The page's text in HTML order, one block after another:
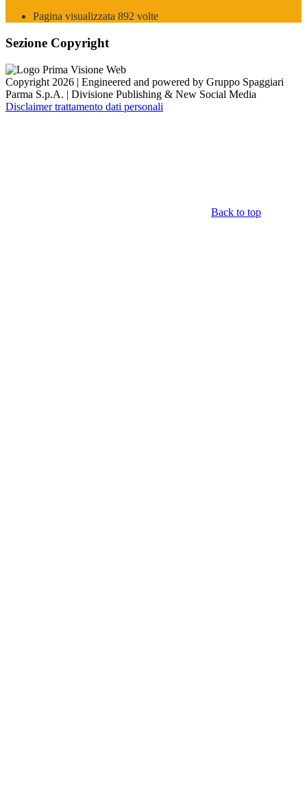
Pagina visualizzata 892 volte
Sezione Copyright
Copyright 2026 | Engineered and powered by Gruppo Spaggiari
Parma S.p.A. | Divisione Publishing & New Social Media
Disclaimer trattamento dati personali
Back to top